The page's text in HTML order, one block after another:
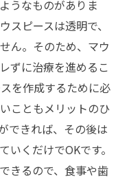
うなものがありま
スピースは透明で、
ん。そのため、マウ
ずに治療を進めるこ
を作成するために必
こともメリットのひ
できれば、その後は
いくだけでOKです。
きるので、食事や歯